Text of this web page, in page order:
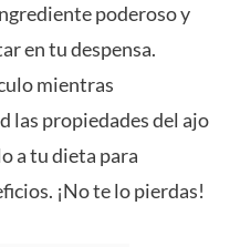
poderoso y
en tu despensa.
mientras
las propiedades del ajo
a tu dieta para
¡No te lo pierdas!